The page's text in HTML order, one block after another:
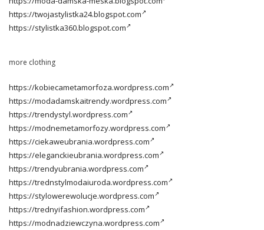
https://twojastylistka24.blogspot.com
https://stylistka360.blogspot.com
more clothing
https://kobiecametamorfoza.wordpress.com
https://modadamskaitrendy.wordpress.com
https://trendystyl.wordpress.com
https://modnemetamorfozy.wordpress.com
https://ciekaweubrania.wordpress.com
https://eleganckieubrania.wordpress.com
https://trendyubrania.wordpress.com
https://trednstylmodaiuroda.wordpress.com
https://stylowerewolucje.wordpress.com
https://trednyifashion.wordpress.com
https://modnadziewczyna.wordpress.com